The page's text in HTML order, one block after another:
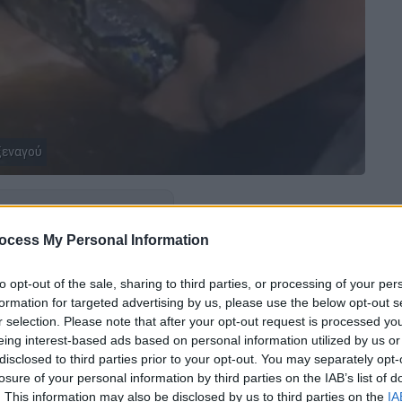
My Personal Information
opt-out of the sale, sharing to third parties, or processing of your
for targeted advertising by us, please use the below opt-out
selection. Please note that after your opt-out request is processed
interest-based ads based on personal information utilized by us
to third parties prior to your opt-out. You may separately
of your personal information by third parties on the IAB’s list of
This information may also be disclosed by us to third parties on the
το ΕΘΝΟΣ στη Google
νερό, λίγο πριν τυλιχτεί γύρω από τον